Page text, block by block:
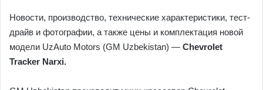
Новости, производство, технические характеристики, тест-
драйв и фотографии, а также цены и комплектация новой
модели UzAuto Motors (GM Uzbekistan) — Chevrolet
Tracker Narxi.